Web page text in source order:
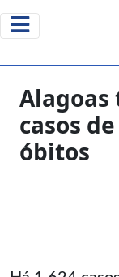
Alagoas
casos
óbitos